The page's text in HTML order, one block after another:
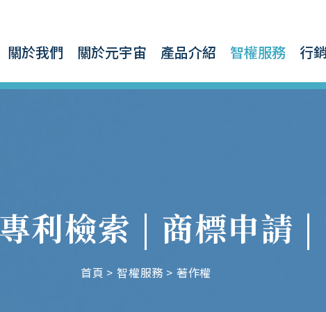
關於我們 關於元宇宙 產品介紹 智權服務 行
利檢索 | 商標申請 |
首頁 智權服務 著作權